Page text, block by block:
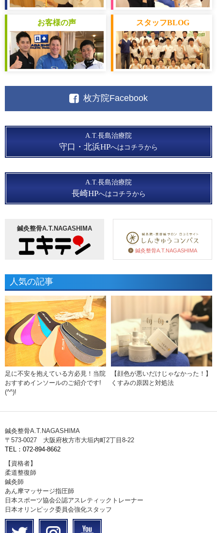
お客様の声 スタッフBLOG
枚方院Facebook
A.T.長島治療院
守口・北浜HPへはコチラから
A.T.長島治療院
長崎HPへはコチラから
鍼灸整骨A.T.NAGASHIMA
鍼灸整骨A.T.NAGASHIMA
人気の記事
足に不安を抱えている方必見！当院
おすすめインソールのご紹介です!
(^^)!
【顔色が悪いだけじゃなかった！】
くすみの原因と対処法
鍼灸整骨A.T.NAGASHIMA
〒573-0027 大阪府枚方市大垣内町2丁目8-22
TEL：072-894-8662
【資格者】
柔道整復師
鍼灸師
あん摩マッサージ指圧師
日本スポーツ協会公認アスレティックトレーナー
日本オリンピック委員会強化スタッフ